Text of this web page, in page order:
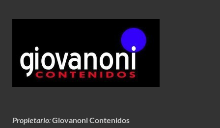
Propietario:Giovanoni Contenidos